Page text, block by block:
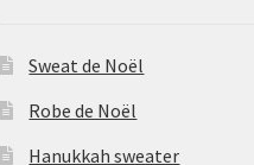
Sweat de Noël
Robe de Noël
Hanukkah sweater